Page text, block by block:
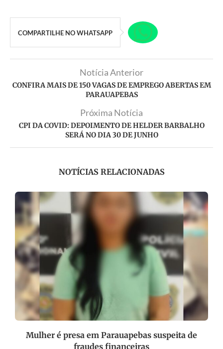
COMPARTILHE NO WHATSAPP
Notícia Anterior
CONFIRA MAIS DE 150 VAGAS DE EMPREGO ABERTAS EM
PARAUAPEBAS
Próxima Notícia
CPI DA COVID: DEPOIMENTO DE HELDER BARBALHO
SERÁ NO DIA 30 DE JUNHO
NOTÍCIAS RELACIONADAS
Mulher é presa em Parauapebas suspeita de
fraudes financeiras